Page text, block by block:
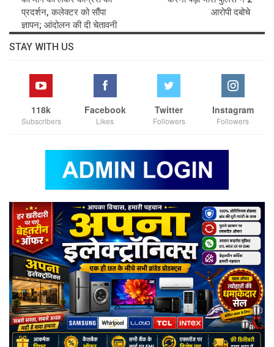
प्रदर्शन, कलेक्टर को सौंपा
ज्ञापन; आंदोलन की दी चेतावनी
आरोपी दबोचे
STAY WITH US
118k
Subscribers
Facebook
Likes
Twitter
Followers
Instagram
Followers